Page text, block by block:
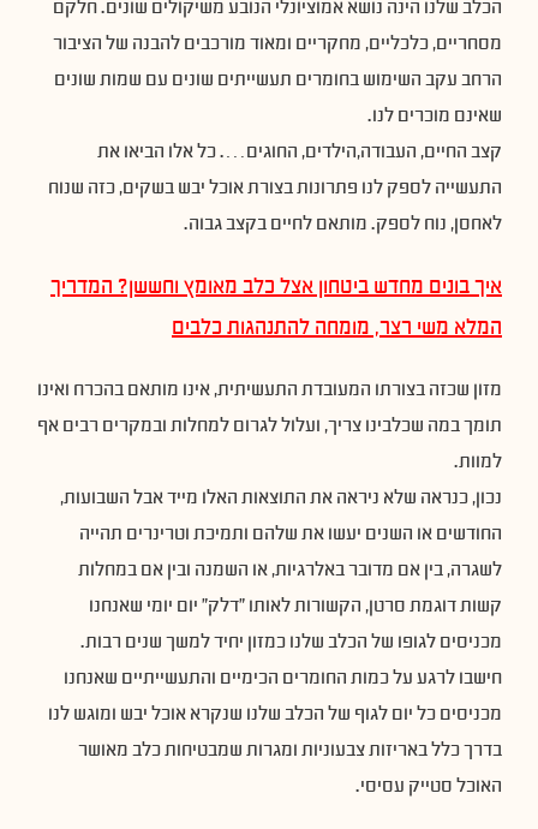
הכלב שלנו הינה נושא אמוציונלי הנובע משיקולים שונים. חלקם
מסחריים, כלכליים, מחקריים ומאוד מורכבים להבנה של הציבור
הרחב עקב השימוש בחומרים תעשייתים שונים עם שמות שונים
שאינם מוכרים לנו.
קצב החיים, העבודה,הילדים, החוגים…. כל אלו הביאו את
התעשייה לספק לנו פתרונות בצורת אוכל יבש בשקים, כזה שנוח
לאחסן, נוח לספק. מותאם לחיים בקצב גבוה.
איך בונים מחדש ביטחון אצל כלב מאומץ וחששן? המדריך
המלא משי רצר, מומחה להתנהגות כלבים
מזון שכזה בצורתו המעובדת התעשיתית, אינו מותאם בהכרח ואינו
תומך במה שכלבינו צריך, ועלול לגרום למחלות ובמקרים רבים אף
למוות.
נכון, כנראה שלא ניראה את התוצאות האלו מייד אבל השבועות,
החודשים או השנים יעשו את שלהם ותמיכת וטרינרים תהייה
לשגרה, בין אם מדובר באלרגיות, או השמנה ובין אם במחלות
קשות דוגמת סרטן, הקשורות לאותו ״דלק״ יום יומי שאנחנו
מכניסים לגופו של הכלב שלנו כמזון יחיד למשך שנים רבות.
חישבו לרגע על כמות החומרים הכימיים והתעשייתיים שאנחנו
מכניסים כל יום לגוף של הכלב שלנו שנקרא אוכל יבש ומוגש לנו
בדרך כלל באריזות צבעוניות ומגרות שמבטיחות כלב מאושר
האוכל סטייק עסיסי.